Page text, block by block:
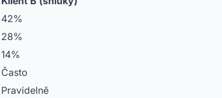
42%
28%
14%
Často
Pravidelně